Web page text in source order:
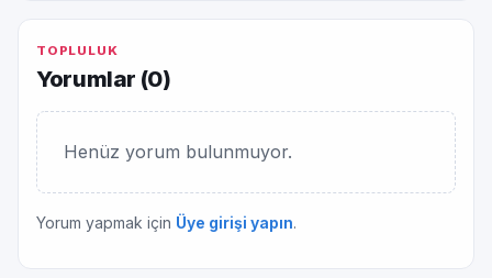
TOPLULUK
Yorumlar (0)
Henüz yorum bulunmuyor.
Yorum yapmak için Üye girişi yapın.